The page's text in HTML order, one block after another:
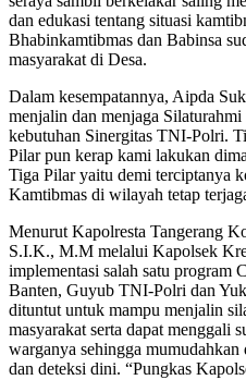
dan edukasi tentang situasi
Bhabinkamtibmas dan Babinsa
masyarakat di Desa.
Dalam kesempatannya, Aipda
menjalin dan menjaga
kebutuhan Sinergitas TNI-Polri.
Pilar pun kerap kami lakukan
Tiga Pilar yaitu demi terciptanya
Kamtibmas di wilayah tetap
Menurut Kapolresta Tangerang
S.I.K., M.M melalui Kapolsek
implementasi salah satu program
Banten, Guyub TNI-Polri dan
dituntut untuk mampu menjalin
masyarakat serta dapat menggali
warganya sehingga
dan deteksi dini. “Pungkas